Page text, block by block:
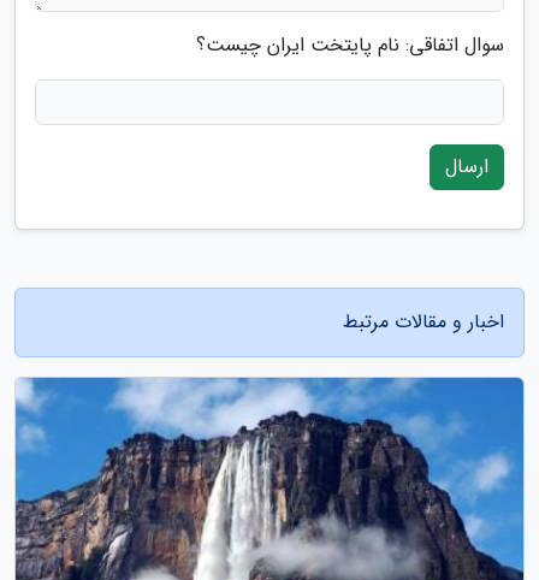
سوال اتفاقی: نام پایتخت ایران چیست؟
ارسال
اخبار و مقالات مرتبط